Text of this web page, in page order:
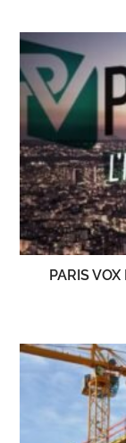
PARIS